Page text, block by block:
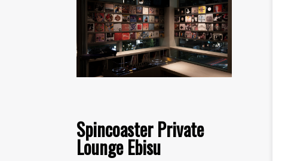
Spincoaster Private
Lounge Ebisu